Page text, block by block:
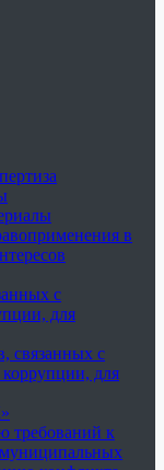
в
с
для
связанных с
для
требований к